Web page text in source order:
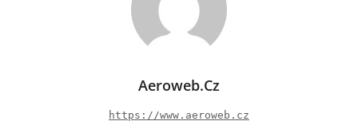
Aeroweb.cz
https://www.aeroweb.cz